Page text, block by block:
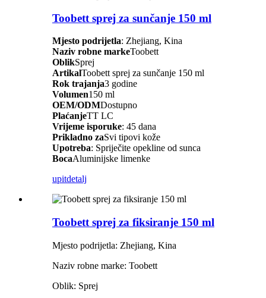
Toobett sprej za sunčanje 150 ml
Mjesto podrijetla: Zhejiang, Kina
Naziv robne markeToobett
OblikSprej
ArtikalToobett sprej za sunčanje 150 ml
Rok trajanja3 godine
Volumen150 ml
OEM/ODMDostupno
PlaćanjeTT LC
Vrijeme isporuke: 45 dana
Prikladno zaSvi tipovi kože
Upotreba: Spriječite opekline od sunca
BocaAluminijske limenke
upitdetalj
Toobett sprej za fiksiranje 150 ml
Mjesto podrijetla: Zhejiang, Kina
Naziv robne marke: Toobett
Oblik: Sprej